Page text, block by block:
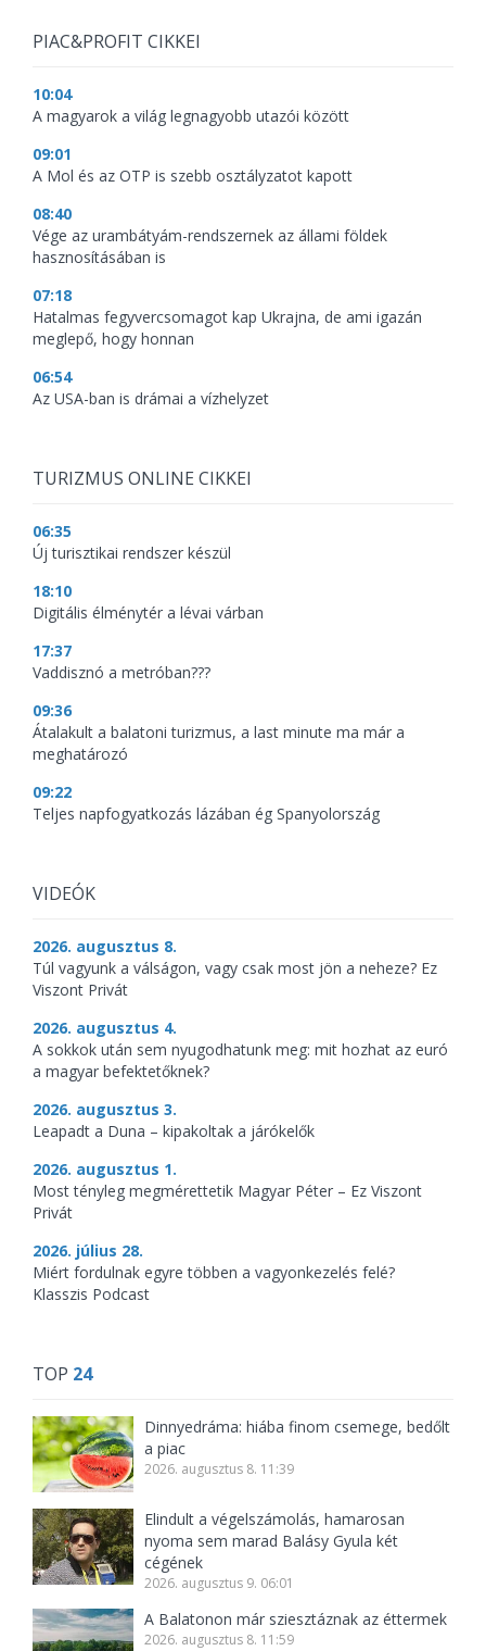
PIAC&PROFIT CIKKEI
10:04
A magyarok a világ legnagyobb utazói között
09:01
A Mol és az OTP is szebb osztályzatot kapott
08:40
Vége az urambátyám-rendszernek az állami földek
hasznosításában is
07:18
Hatalmas fegyvercsomagot kap Ukrajna, de ami igazán
meglepő, hogy honnan
06:54
Az USA-ban is drámai a vízhelyzet
TURIZMUS ONLINE CIKKEI
06:35
Új turisztikai rendszer készül
18:10
Digitális élménytér a lévai várban
17:37
Vaddisznó a metróban???
09:36
Átalakult a balatoni turizmus, a last minute ma már a
meghatározó
09:22
Teljes napfogyatkozás lázában ég Spanyolország
VIDEÓK
2026. augusztus 8.
Túl vagyunk a válságon, vagy csak most jön a neheze? Ez
Viszont Privát
2026. augusztus 4.
A sokkok után sem nyugodhatunk meg: mit hozhat az euró
a magyar befektetőknek?
2026. augusztus 3.
Leapadt a Duna – kipakoltak a járókelők
2026. augusztus 1.
Most tényleg megmérettetik Magyar Péter – Ez Viszont
Privát
2026. július 28.
Miért fordulnak egyre többen a vagyonkezelés felé?
Klasszis Podcast
TOP 24
Dinnyedráma: hiába finom csemege, bedőlt
a piac
2026. augusztus 8. 11:39
Elindult a végelszámolás, hamarosan
nyoma sem marad Balásy Gyula két
cégének
2026. augusztus 9. 06:01
A Balatonon már sziesztáznak az éttermek
2026. augusztus 8. 11:59